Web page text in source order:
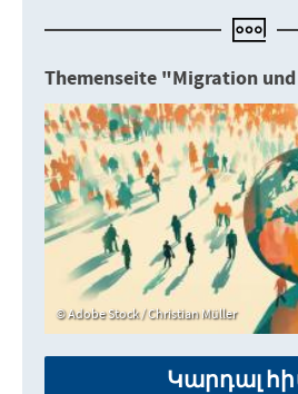
Themenseite "Migration
Adobe Stock / Christian Müller
Կարդալ